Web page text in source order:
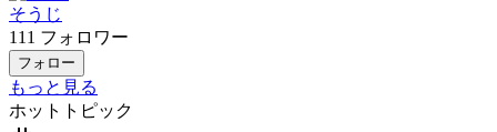
そうじ
111 フォロワー
フォロー
もっと見る
ホットトピック